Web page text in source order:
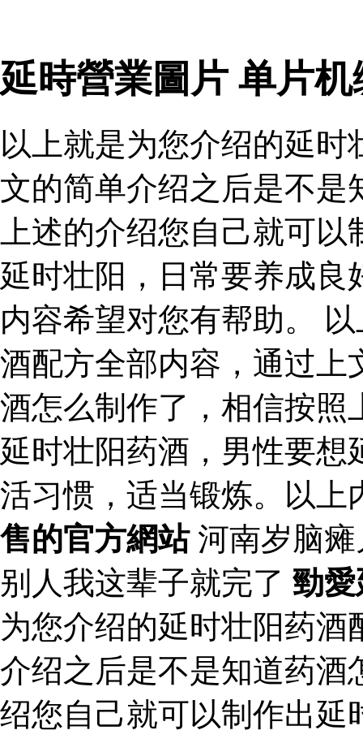
延時營業圖片 单片
以上就是为您介绍的延
文的简单介绍之后是不是
上述的介绍您自己就可
延时壮阳，日常要养成良
内容希望对您有帮助。
酒配方全部内容，通过上
酒怎么制作了，相信按照
延时壮阳药酒，男性要想
活习惯，适当锻炼。以上
售的官方網站河南岁脑瘫
别人我这辈子就完了 勁
为您介绍的延时壮阳药
介绍之后是不是知道药酒
绍您自己就可以制作出延